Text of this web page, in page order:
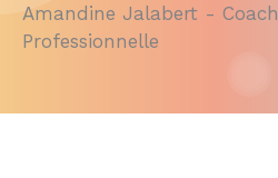
Amandine Jalabert - Coach
Professionnelle